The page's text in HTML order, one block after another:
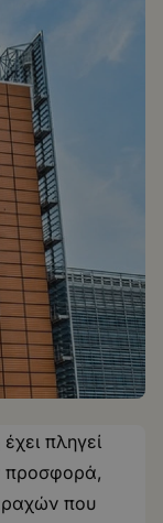
πληγεί
προσφορά,
που